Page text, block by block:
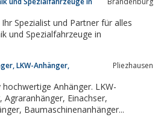
und Spezialfahrzeuge in
LKW-Anhänger,
Pliezhausen
Anhänger. LKW-
Viehanhänger, Baumaschinenanhänger...